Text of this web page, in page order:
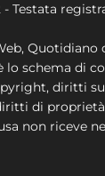
- Testata
Quotidiano
lo schema di
diritti
di
non riceve